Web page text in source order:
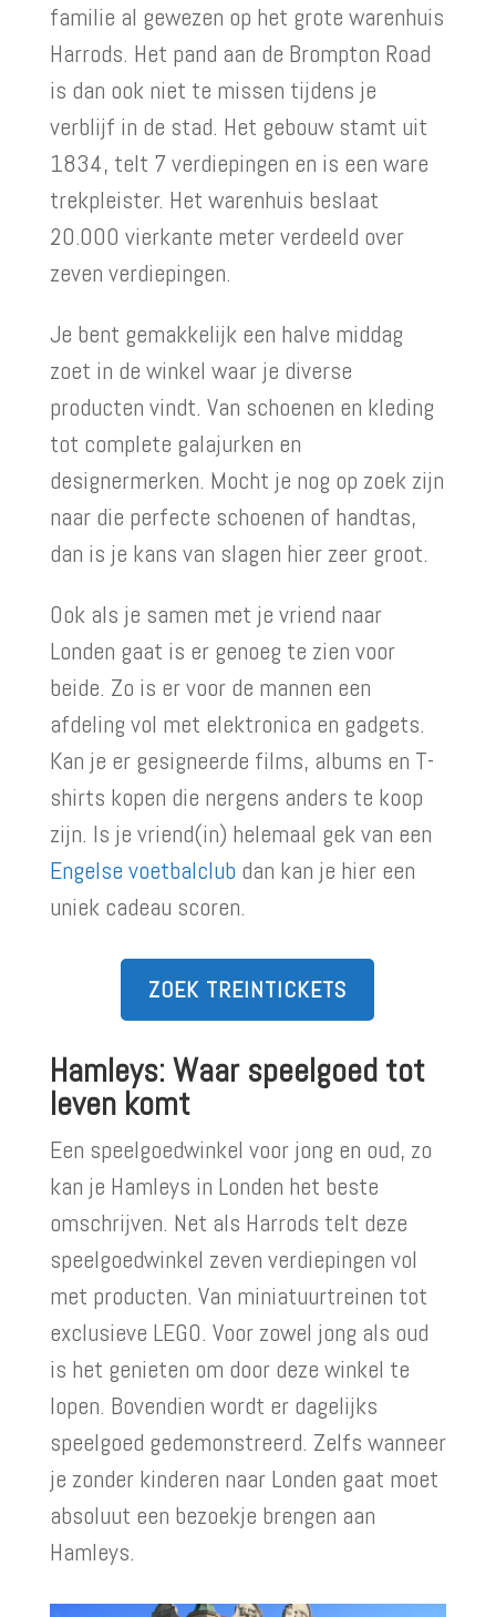
familie al gewezen op het grote warenhuis
Harrods. Het pand aan de Brompton Road
is dan ook niet te missen tijdens je
verblijf in de stad. Het gebouw stamt uit
1834, telt 7 verdiepingen en is een ware
trekpleister. Het warenhuis beslaat
20.000 vierkante meter verdeeld over
zeven verdiepingen.
Je bent gemakkelijk een halve middag
zoet in de winkel waar je diverse
producten vindt. Van schoenen en kleding
tot complete galajurken en
designermerken. Mocht je nog op zoek zijn
naar die perfecte schoenen of handtas,
dan is je kans van slagen hier zeer groot.
Ook als je samen met je vriend naar
Londen gaat is er genoeg te zien voor
beide. Zo is er voor de mannen een
afdeling vol met elektronica en gadgets.
Kan je er gesigneerde films, albums en T-
shirts kopen die nergens anders te koop
zijn. Is je vriend(in) helemaal gek van een
Engelse voetbalclub dan kan je hier een
uniek cadeau scoren.
ZOEK TREINTICKETS
Hamleys: Waar speelgoed tot
leven komt
Een speelgoedwinkel voor jong en oud, zo
kan je Hamleys in Londen het beste
omschrijven. Net als Harrods telt deze
speelgoedwinkel zeven verdiepingen vol
met producten. Van miniatuurtreinen tot
exclusieve LEGO. Voor zowel jong als oud
is het genieten om door deze winkel te
lopen. Bovendien wordt er dagelijks
speelgoed gedemonstreerd. Zelfs wanneer
je zonder kinderen naar Londen gaat moet
absoluut een bezoekje brengen aan
Hamleys.